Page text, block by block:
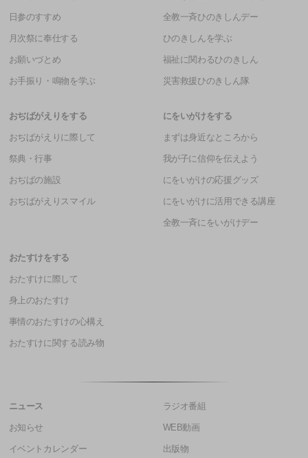
日参のすすめ
月次祭に奉仕する
お願いづとめ
お手振り・鳴物を学ぶ
全教一斉ひのきしんデー
ひのきしんを学ぶ
福祉に関わるひのきしん
災害救援ひのきしん隊
おぢばがえりをする
おぢばがえりに際して
祭典・行事
おぢばの施設
おぢばがえりスマイル
にをいがけをする
まずは身近なところから
我が子に信仰を伝えよう
にをいがけの応援グッズ
にをいがけに活用できる講座
全教一斉にをいがけデー
おたすけをする
おたすけに際して
身上のおたすけ
事情のおたすけの心構え
おたすけに関する読み物
ニュース
お知らせ
イベントカレンダー
ラジオ番組
WEB動画
出版物